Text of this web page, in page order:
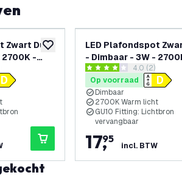
toevoegen aan verlanglijst
Zwart Duo
2700K -
openen
LED Plafondspot
- Dimbaar - 3W -
Kantelbaarreviews
4 score sterren4.0 (2)
Op voorraad
Dimbaar
2700K Warm licht
GU10 Fitting: Lichtbron
vervangbaar
17,
95
incl. BTW